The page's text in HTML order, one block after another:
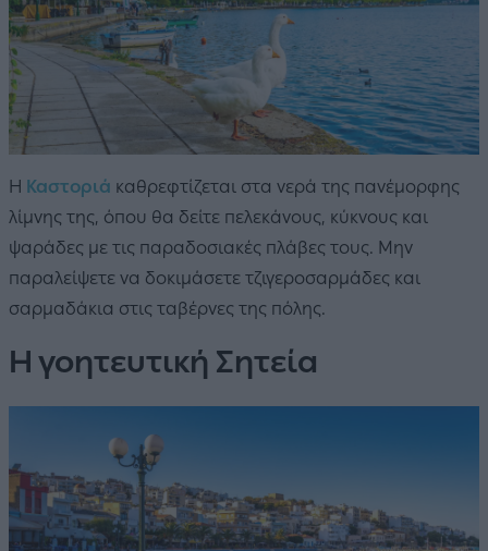
Η Καστοριά καθρεφτίζεται στα νερά της πανέμορφης
λίμνης της, όπου θα δείτε πελεκάνους, κύκνους και
ψαράδες με τις παραδοσιακές πλάβες τους. Μην
παραλείψετε να δοκιμάσετε τζιγεροσαρμάδες και
σαρμαδάκια στις ταβέρνες της πόλης.
Η γοητευτική Σητεία